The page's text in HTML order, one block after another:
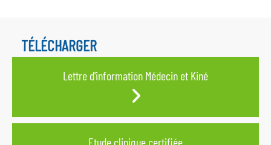
TÉLÉCHARGER
Lettre d'information Médecin et Kiné
Etude clinique certifiée